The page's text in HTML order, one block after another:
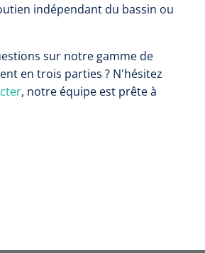
indépendant du bassin ou
sur notre gamme de
en trois parties ? N'hésitez
, notre équipe est prête à